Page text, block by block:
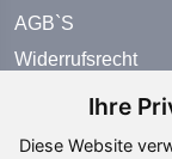
Ihre
Diese Website
AGB`S
Widerrufsrecht
Datenschutz